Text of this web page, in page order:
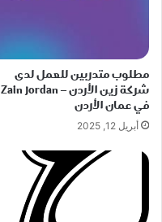
مطلوب متدربين للعمل لدى
شركة زين الأردن – Zain Jordan
في عمان الأردن
أبريل 12, 2025